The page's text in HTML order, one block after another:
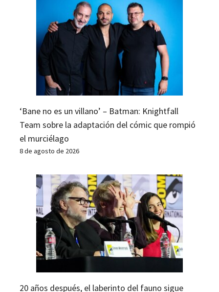
‘Bane no es un villano’ – Batman: Knightfall
Team sobre la adaptación del cómic que rompió
el murciélago
8 de agosto de 2026
20 años después, el laberinto del fauno sigue